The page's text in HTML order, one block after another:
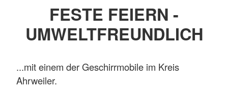
FESTE FEIERN -
UMWELTFREUNDLICH
...mit einem der Geschirrmobile im Kreis
Ahrweiler.